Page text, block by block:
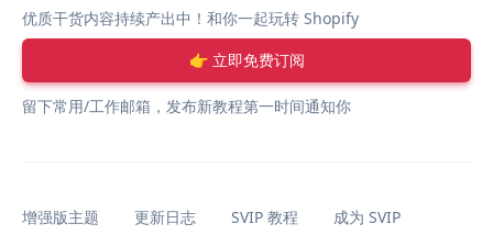
优质干货内容持续产出中！和你一起玩转 Shopify
👉 立即免费订阅
留下常用/工作邮箱，发布新教程第一时间通知你
增强版主题 更新日志 SVIP 教程
成为 SVIP